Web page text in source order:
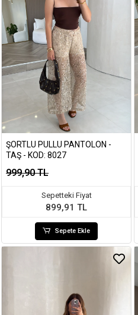
ŞORTLU PULLU PANTOLON -
TAŞ - KOD: 8027
999,90 TL
Sepetteki Fiyat
899,91 TL
Sepete Ekle